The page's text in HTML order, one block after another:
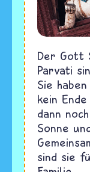
Der Gott
Parvati
Sie
kein
dann
Sonne
sind sie